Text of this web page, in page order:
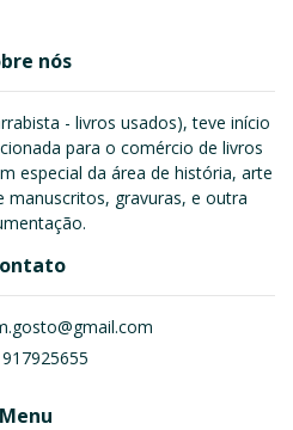
nós
- livros usados), teve início
para o comércio de livros
especial da área de história, arte
manuscritos, gravuras, e outra
Menu